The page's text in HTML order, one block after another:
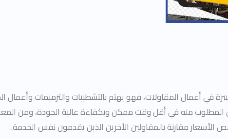
في أعمال المقاولات، فهو يهتم بالتشطيبات والترميمات وأعمال
المطلوب منه في أقل وقت ممكن وبكفاءة عالية الجودة، ومن
مقارنة بالمقاولين الأخرين الذين يقدمون نفس الخدمة.